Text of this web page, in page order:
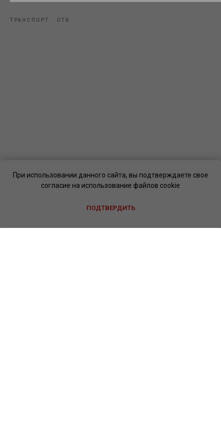
При использовании данного сайта, вы подтверждаете свое
согласие на использование файлов cookie
ПОДТВЕРДИТЬ
ТРАНСПОРТ ОТБ